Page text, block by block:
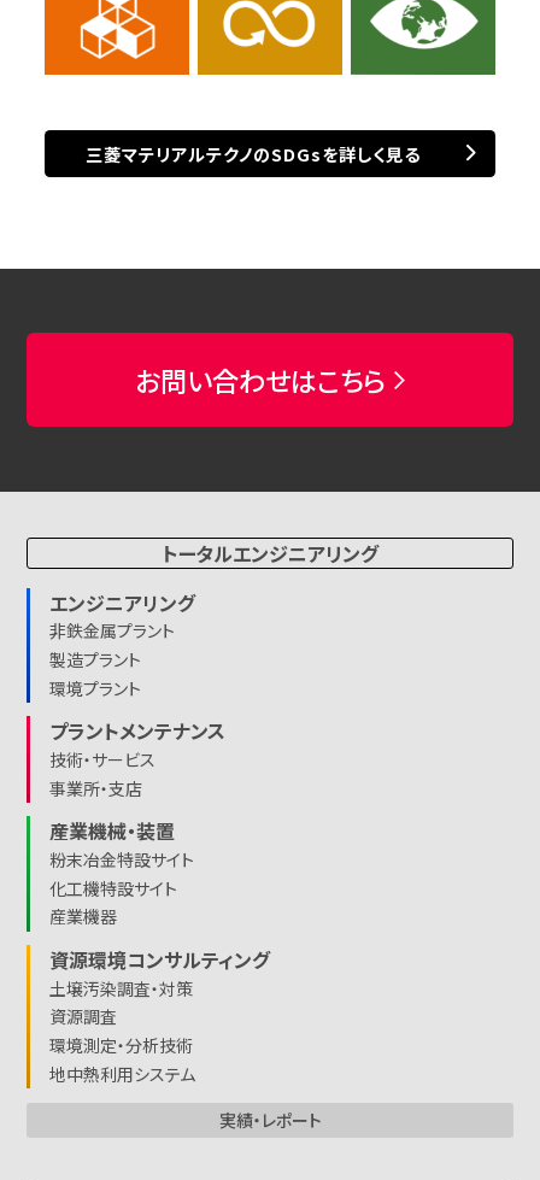
三菱マテリアルテクノのSDGsを詳しく見る
お問い合わせはこちら
トータルエンジニアリング
エンジニアリング
非鉄金属プラント
製造プラント
環境プラント
プラントメンテナンス
技術・サービス
事業所・支店
産業機械・装置
粉末冶金特設サイト
化工機特設サイト
産業機器
資源環境コンサルティング
土壌汚染調査・対策
資源調査
環境測定・分析技術
地中熱利用システム
実績・レポート